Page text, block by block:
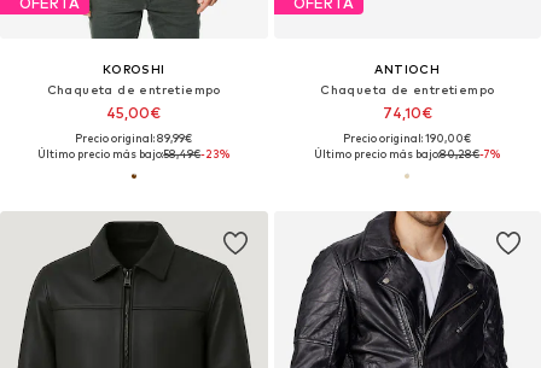
KOROSHI
Chaqueta de entretiempo
45,00€
Precio original: 89,99€
Último precio más bajo:58,49€-23%
ANTIOCH
Chaqueta de entretiempo
74,10€
Precio original: 190,00€
Último precio más bajo:80,28€-7%